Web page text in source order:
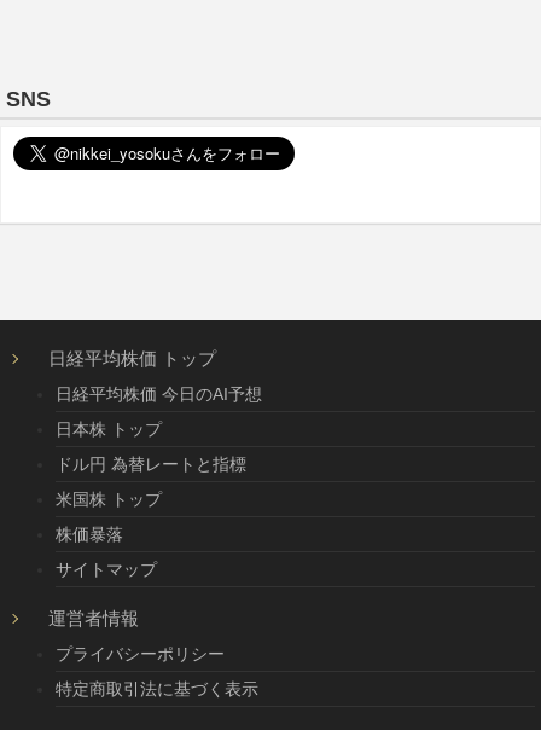
SNS
日経平均株価 トップ
日経平均株価 今日のAI予想
日本株 トップ
ドル円 為替レートと指標
米国株 トップ
株価暴落
サイトマップ
運営者情報
プライバシーポリシー
特定商取引法に基づく表示